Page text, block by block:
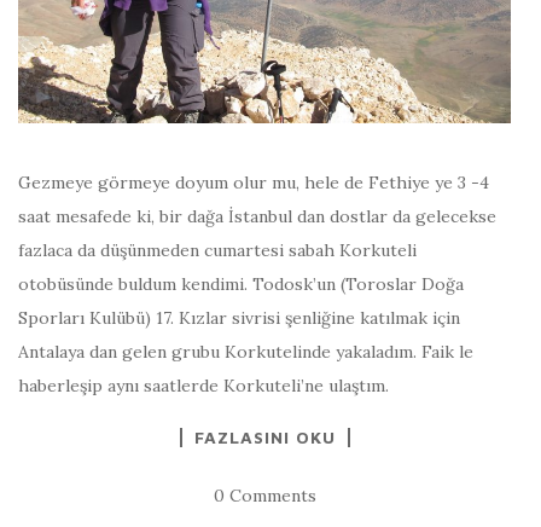
Gezmeye görmeye doyum olur mu, hele de Fethiye ye 3 -4
saat mesafede ki, bir dağa İstanbul dan dostlar da gelecekse
fazlaca da düşünmeden cumartesi sabah Korkuteli
otobüsünde buldum kendimi. Todosk’un (Toroslar Doğa
Sporları Kulübü) 17. Kızlar sivrisi şenliğine katılmak için
Antalaya dan gelen grubu Korkutelinde yakaladım. Faik le
haberleşip aynı saatlerde Korkuteli’ne ulaştım.
FAZLASINI OKU
0 Comments